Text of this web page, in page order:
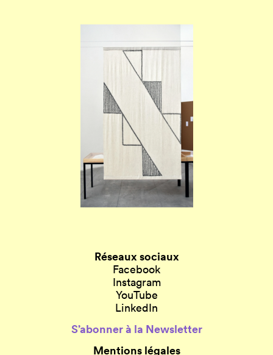
Réseaux sociaux
Facebook
Instagram
YouTube
LinkedIn
S’abonner à la Newsletter
Mentions légales